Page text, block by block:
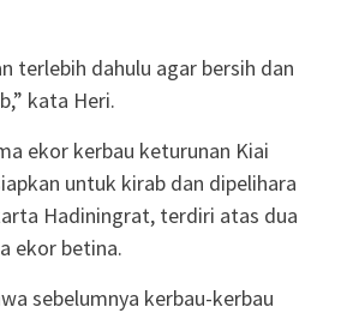
terlebih dahulu agar bersih dan
kata Heri.
ekor kerbau keturunan Kiai
untuk kirab dan dipelihara
Hadiningrat, terdiri atas dua
ekor betina.
sebelumnya kerbau-kerbau